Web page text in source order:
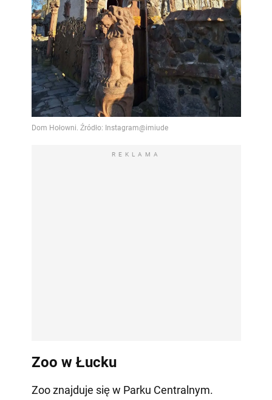
REKLAMA
Zoo w Łucku
Zoo znajduje się w Parku Centralnym.